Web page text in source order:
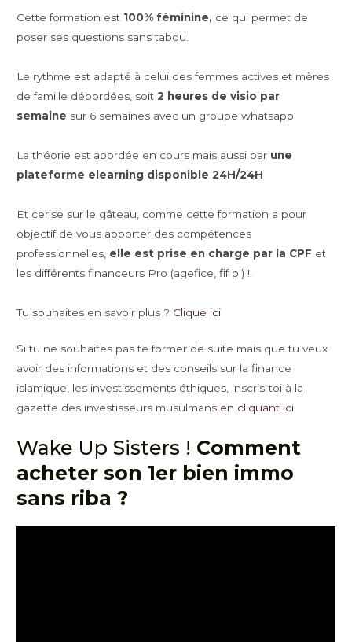
Cette formation est 100% féminine, ce qui permet de
poser ses questions sans tabou.
Le rythme est adapté à celui des femmes actives et mères
de famille débordées, soit 2 heures de visio par
semaine sur 6 semaines avec un groupe whatsapp
La théorie est abordée en cours mais aussi par une
plateforme elearning disponible 24H/24H
Et cerise sur le gâteau, comme cette formation a pour
objectif de vous apporter des compétences
professionnelles, elle est prise en charge par la CPF et
les différents financeurs Pro (agefice, fif pl) !!
Tu souhaites en savoir plus ? Clique ici
Si tu ne souhaites pas te former de suite mais que tu veux
avoir des informations et des conseils sur la finance
islamique, les investissements éthiques, inscris-toi à la
gazette des investisseurs musulmans en cliquant ici
Wake Up Sisters ! Comment
acheter son 1er bien immo
sans riba ?